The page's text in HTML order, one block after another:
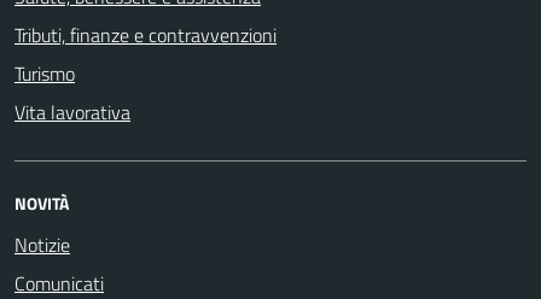
Tributi, finanze e contravvenzioni
Turismo
Vita lavorativa
NOVITÀ
Notizie
Comunicati